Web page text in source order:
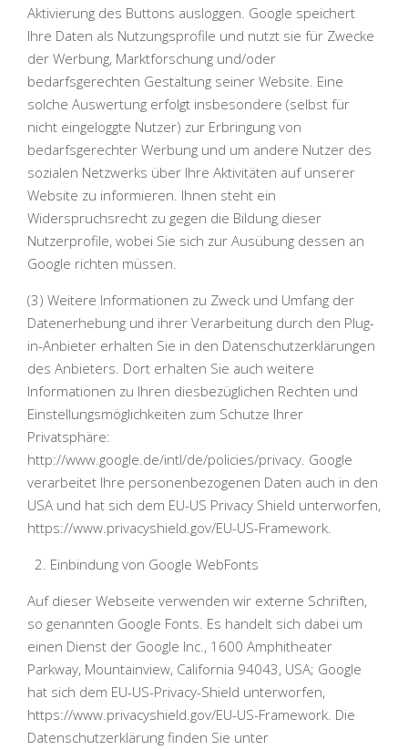
Aktivierung des Buttons ausloggen. Google speichert
Ihre Daten als Nutzungsprofile und nutzt sie für Zwecke
der Werbung, Marktforschung und/oder
bedarfsgerechten Gestaltung seiner Website. Eine
solche Auswertung erfolgt insbesondere (selbst für
nicht eingeloggte Nutzer) zur Erbringung von
bedarfsgerechter Werbung und um andere Nutzer des
sozialen Netzwerks über Ihre Aktivitäten auf unserer
Website zu informieren. Ihnen steht ein
Widerspruchsrecht zu gegen die Bildung dieser
Nutzerprofile, wobei Sie sich zur Ausübung dessen an
Google richten müssen.
(3) Weitere Informationen zu Zweck und Umfang der
Datenerhebung und ihrer Verarbeitung durch den Plug-
in-Anbieter erhalten Sie in den Datenschutzerklärungen
des Anbieters. Dort erhalten Sie auch weitere
Informationen zu Ihren diesbezüglichen Rechten und
Einstellungsmöglichkeiten zum Schutze Ihrer
Privatsphäre:
http://www.google.de/intl/de/policies/privacy. Google
verarbeitet Ihre personenbezogenen Daten auch in den
USA und hat sich dem EU-US Privacy Shield unterworfen,
https://www.privacyshield.gov/EU-US-Framework.
Einbindung von Google WebFonts
Auf dieser Webseite verwenden wir externe Schriften,
so genannten Google Fonts. Es handelt sich dabei um
einen Dienst der Google Inc., 1600 Amphitheater
Parkway, Mountainview, California 94043, USA; Google
hat sich dem EU-US-Privacy-Shield unterworfen,
https://www.privacyshield.gov/EU-US-Framework. Die
Datenschutzerklärung finden Sie unter